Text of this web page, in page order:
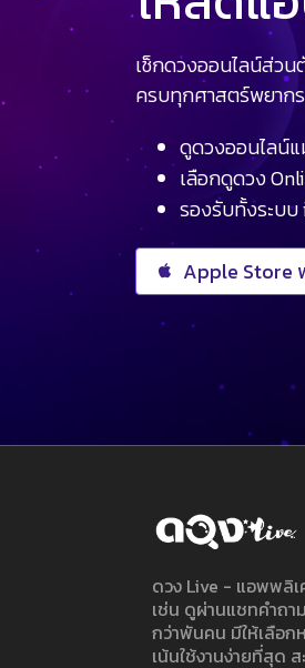
เช็กดวงออนไลน์ส่ว
ครบทุกศาสตร์พยาก
ดูดวงออนไลน์
เลือกดูดวง
รองรับทั้งระบบ
Apple Store
ดวง Live - แอพพลิ
เช่น ดูผ่านแชทคำถ
กว่าพันคน มีให้เลือ
เน้นใช้งานง่ายที่สุด